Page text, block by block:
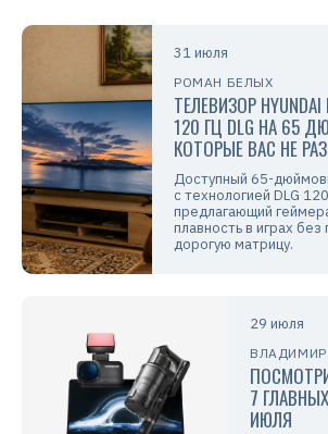
31 июля
РОМАН БЕЛЫХ
ТЕЛЕВИЗОР HYUNDAI
120 ГЦ DLG НА 65
КОТОРЫЕ ВАС НЕ
Доступный 65-
с технологией DLG
предлагающий
плавность в играх
дорогую матрицу.
29 июля
7
ИЮЛЯ